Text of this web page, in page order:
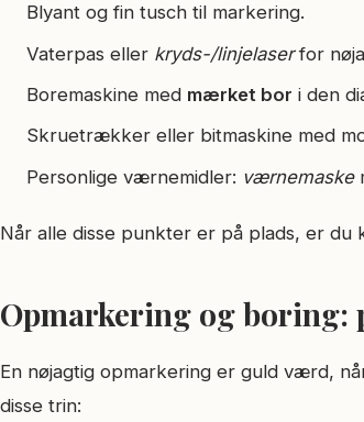
Blyant og fin tusch til markering.
Vaterpas eller kryds-/linjelaserfor
Boremaskine med mærket bor i den
Skruetrækker eller bit­maskine med
Personlige værnemidler: værnemaske
Når alle disse punkter er på plads, er
Opmarkering og
En nøjagtig opmarkering er guld værd,
disse trin: